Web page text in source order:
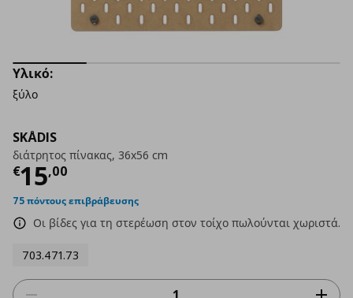
SKÅDIS
διάτρητος πίνακας, 36x56 cm
€15,00
Τρέχουσα τιμή
75 πόντους επιβράβευσης
Οι βίδες για τη στερέωση στον τοίχο πωλούνται χωριστά.
703.471.73
Υλικό:
ξύλο